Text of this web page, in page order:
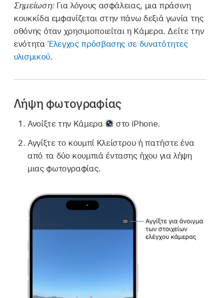
Σημείωση: Για λόγους ασφάλειας, μια πράσινη
κουκκίδα εμφανίζεται στην πάνω δεξιά γωνία της
οθόνης όταν χρησιμοποιείται η Κάμερα. Δείτε την
ενότητα Έλεγχος πρόσβασης σε δυνατότητες
υλισμικού.
Λήψη φωτογραφίας
Ανοίξτε την Κάμερα
στο iPhone.
Αγγίξτε το κουμπί Κλείστρου ή πατήστε ένα
από τα δύο κουμπιά έντασης ήχου για λήψη
μιας φωτογραφίας.